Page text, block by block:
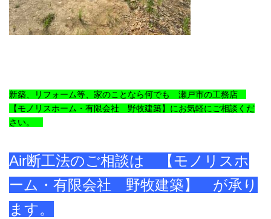
新築、リフォーム等、家のことなら何でも 瀬戸市の工務店
【モノリスホーム・有限会社 野牧建築】にお気軽にご相談くだ
さい。
Air断工法のご相談は
【モノリスホ
ーム・有限会社 野牧建築】 が承り
ます。